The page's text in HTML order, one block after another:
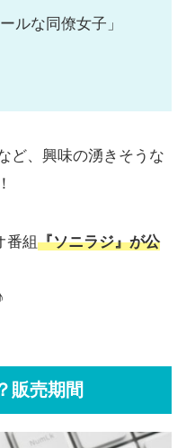
ルな同僚女子」
ど、興味の湧きそうな
番組『ソニラジ』が公
販売期間